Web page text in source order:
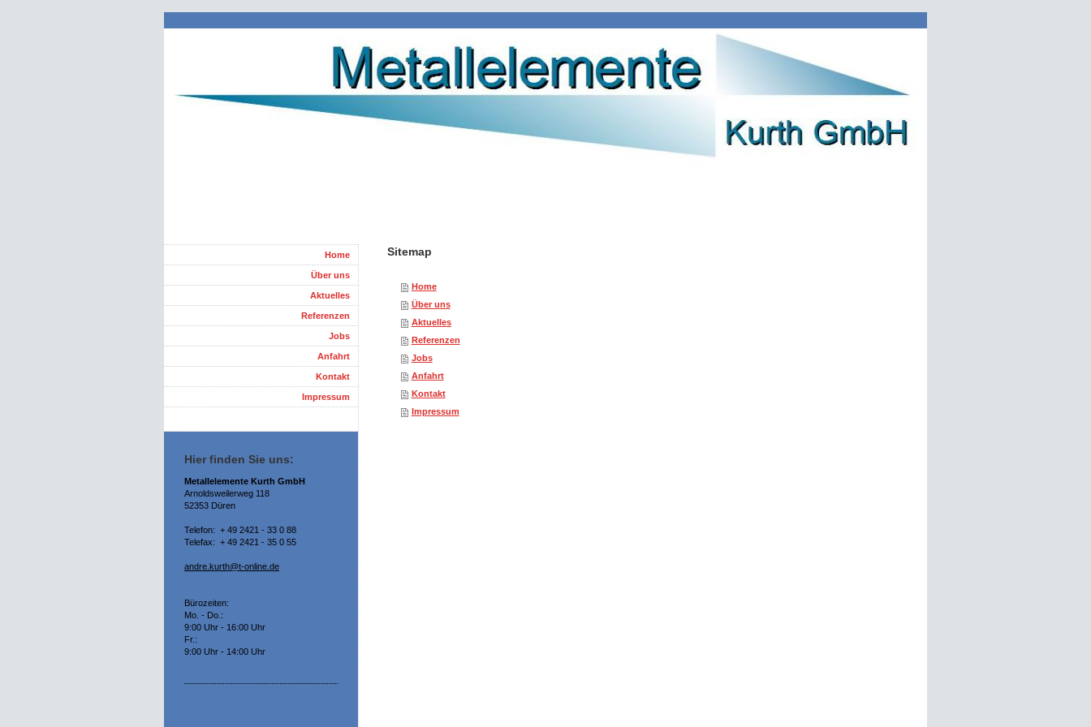
Sitemap
Home
Über uns
Aktuelles
Referenzen
Jobs
Anfahrt
Kontakt
Impressum
Home
Über uns
Aktuelles
Referenzen
Jobs
Anfahrt
Kontakt
Impressum
Hier finden Sie uns:
Metallelemente Kurth GmbH
Arnoldsweilerweg 118
52353 Düren
Telefon: + 49 2421 - 33 0 88
Telefax: + 49 2421 - 35 0 55
andre.kurth@t-online.de
Bürozeiten:
Mo. - Do.:
9:00 Uhr - 16:00 Uhr
Fr.:
9:00 Uhr - 14:00 Uhr